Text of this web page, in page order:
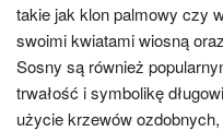
takie jak klon palmowy czy
swoimi kwiatami wiosną
Sosny są również
trwałość i symbolikę
użycie krzewów